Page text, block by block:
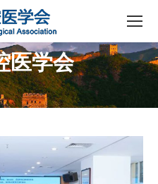
医学会
里：